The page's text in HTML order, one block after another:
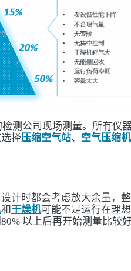
测公司现场测量。所有仪
择压缩空气站、 空气压缩机
计时都会考虑放大余量，
和 干燥机可能不是运行在理
以上后再开始测量比较